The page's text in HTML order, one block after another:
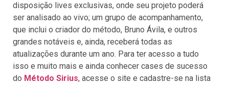
disposição lives exclusivas, onde seu projeto poderá
ser analisado ao vivo; um grupo de acompanhamento,
que inclui o criador do método, Bruno Ávila, e outros
grandes notáveis e, ainda, receberá todas as
atualizações durante um ano. Para ter acesso a tudo
isso e muito mais e ainda conhecer cases de sucesso
do Método Sirius, acesse o site e cadastre-se na lista